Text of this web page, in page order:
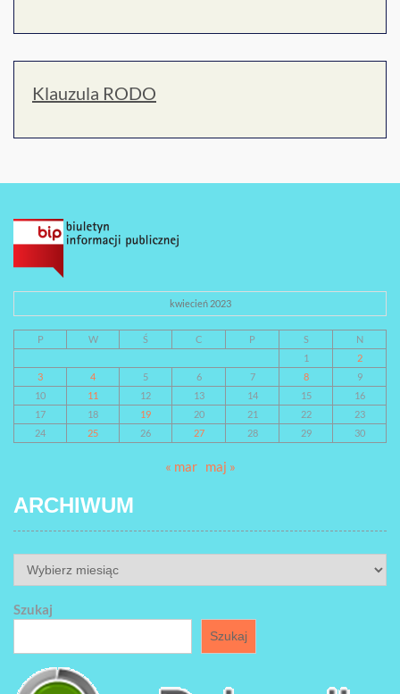
Klauzula RODO
kwiecień 2023
P W Ś C P S
N
1
2
3
4 5 6 7 8
9
10
11 12 13 14 15
16
17
18 19 20 21 22
23
24
25 26 27 28 29 30
« mar maj »
ARCHIWUM
ARCHIWUM
Szukaj
Szukaj